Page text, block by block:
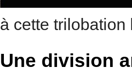
à cette
Une division